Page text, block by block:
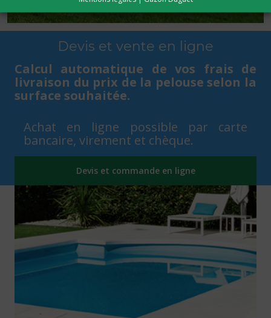
Devis et vente en ligne
Calcul automatique de vos frais de
livraison du prix de la pelouse selon la
surface souhaitée.
Achat en ligne possible par carte
bancaire, virement et chèque.
Devis et commande en ligne